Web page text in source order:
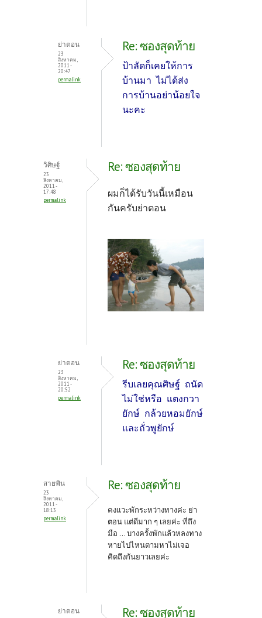
ย่าตอน
23
สิงหาคม,
2011 -
20:47
permalink
Re: ซองสุดท้าย
ป้าลัดก็เคยให้การ
บ้านมา ไม่ได้ส่ง
การบ้านอย่าน้อยใจ
นะคะ
วิศิษฐ์
23
สิงหาคม,
2011 -
17:48
permalink
Re: ซองสุดท้าย
ผมก็ได้รับวันนี้เหมือน
กันครับย่าตอน
ย่าตอน
23
สิงหาคม,
2011 -
20:52
permalink
Re: ซองสุดท้าย
รีบเลยคุณศิษฐ์ ถนัด
ไม่ใช่หรือ แตงกวา
ยักษ์ กล้วยหอมยักษ์
และถั่วพูยักษ์
สายพิน
23
สิงหาคม,
2011 -
18:13
permalink
Re: ซองสุดท้าย
คงแวะพักระหว่างทางค่ะ ย่า
ตอน แต่ดีมาก ๆ เลยค่ะ ที่ถึง
มือ ... บางครั้งพักแล้วหลงทาง
หายไปไหนตามหาไม่เจอ
คิดถึงกันยาวเลยค่ะ
ย่าตอน Re: ซองสุดท้าย